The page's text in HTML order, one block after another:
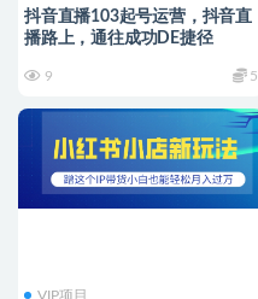
抖音直播103起号运营，抖音直
播路上，通往成功DE捷径
9 5
VIP项目